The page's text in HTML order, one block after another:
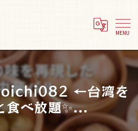
←台湾を
食べ放題✨...